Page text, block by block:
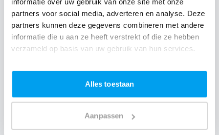
partners voor social media, adverteren en analyse. Deze
partners kunnen deze gegevens combineren met andere
informatie die u aan ze heeft verstrekt of die ze hebben
verzameld op basis van uw gebruik van hun services.
Alles toestaan
Aanpassen
4.9
787 klantervaringen
"De beste muziek en mijn
Marie
4.8
910 klantervaringen
"Het feest verliep naar
Eric